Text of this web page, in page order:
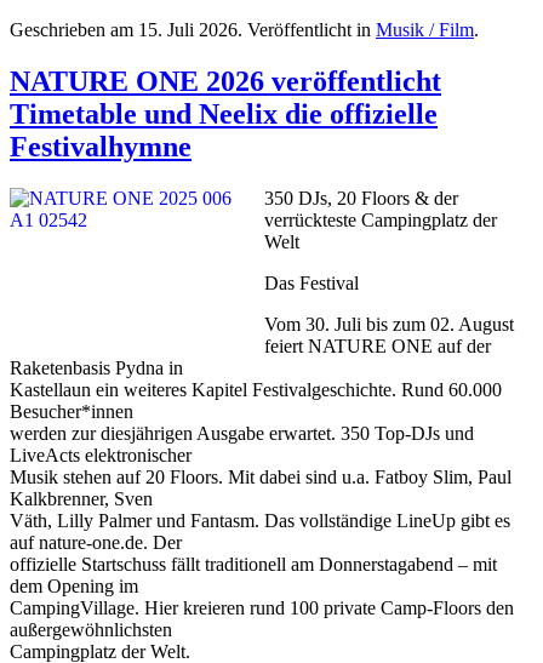
Geschrieben am 15. Juli 2026. Veröffentlicht in Musik / Film.
NATURE ONE 2026 veröffentlicht
Timetable und Neelix die offizielle
Festivalhymne
350 DJs, 20 Floors & der
verrückteste Campingplatz der
Welt
Das Festival
Vom 30. Juli bis zum 02. August
feiert NATURE ONE auf der
Raketenbasis Pydna in
Kastellaun ein weiteres Kapitel Festivalgeschichte. Rund 60.000
Besucher*innen
werden zur diesjährigen Ausgabe erwartet. 350 Top-DJs und
LiveActs elektronischer
Musik stehen auf 20 Floors. Mit dabei sind u.a. Fatboy Slim, Paul
Kalkbrenner, Sven
Väth, Lilly Palmer und Fantasm. Das vollständige LineUp gibt es
auf nature-one.de. Der
offizielle Startschuss fällt traditionell am Donnerstagabend – mit
dem Opening im
CampingVillage. Hier kreieren rund 100 private Camp-Floors den
außergewöhnlichsten
Campingplatz der Welt.